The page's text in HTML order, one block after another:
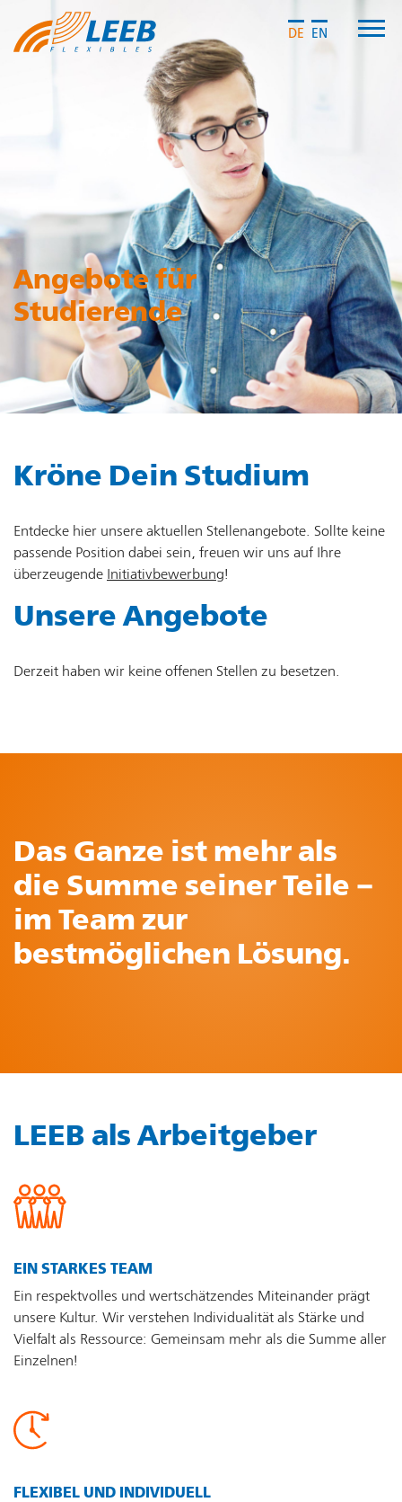
DE EN
Angebote für
Studierende
Kröne Dein Studium
Entdecke hier unsere aktuellen Stellenangebote. Sollte keine
passende Position dabei sein, freuen wir uns auf Ihre
überzeugende Initiativbewerbung!
Unsere Angebote
Derzeit haben wir keine offenen Stellen zu besetzen.
Das Ganze ist mehr als
die Summe seiner Teile −
im Team zur
bestmöglichen Lösung.
LEEB als Arbeitgeber
EIN STARKES TEAM
Ein respektvolles und wertschätzendes Miteinander prägt
unsere Kultur. Wir verstehen Individualität als Stärke und
Vielfalt als Ressource: Gemeinsam mehr als die Summe aller
Einzelnen!
FLEXIBEL UND INDIVIDUELL